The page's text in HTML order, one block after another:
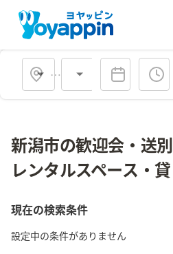
会場タイプ
新潟市の歓迎会・送
レンタルスペース・
現在の検索条件
設定中の条件がありません